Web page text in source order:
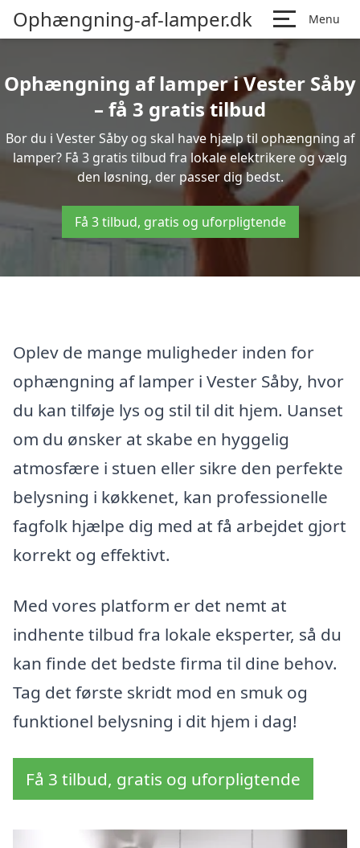
Ophængning-af-lamper.dk Menu
Ophængning af lamper i Vester Såby
– få 3 gratis tilbud
Bor du i Vester Såby og skal have hjælp til ophængning af
lamper? Få 3 gratis tilbud fra lokale elektrikere og vælg
den løsning, der passer dig bedst.
Få 3 tilbud, gratis og uforpligtende
Oplev de mange muligheder inden for
ophængning af lamper i Vester Såby, hvor
du kan tilføje lys og stil til dit hjem. Uanset
om du ønsker at skabe en hyggelig
atmosfære i stuen eller sikre den perfekte
belysning i køkkenet, kan professionelle
fagfolk hjælpe dig med at få arbejdet gjort
korrekt og effektivt.
Med vores platform er det nemt at
indhente tilbud fra lokale eksperter, så du
kan finde det bedste firma til dine behov.
Tag det første skridt mod en smuk og
funktionel belysning i dit hjem i dag!
Få 3 tilbud, gratis og uforpligtende